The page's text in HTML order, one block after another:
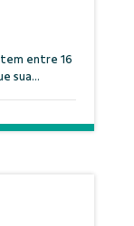
entre 16
sua...